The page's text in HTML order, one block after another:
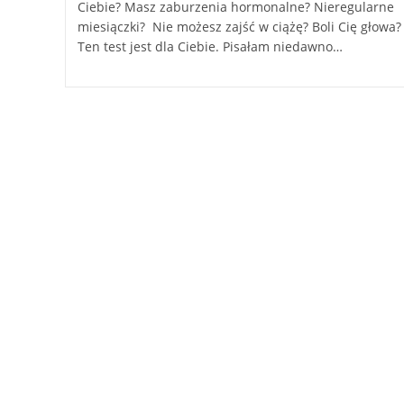
Ciebie? Masz zaburzenia hormonalne? Nieregularne
miesiączki? Nie możesz zajść w ciążę? Boli Cię głowa?
Ten test jest dla Ciebie. Pisałam niedawno…